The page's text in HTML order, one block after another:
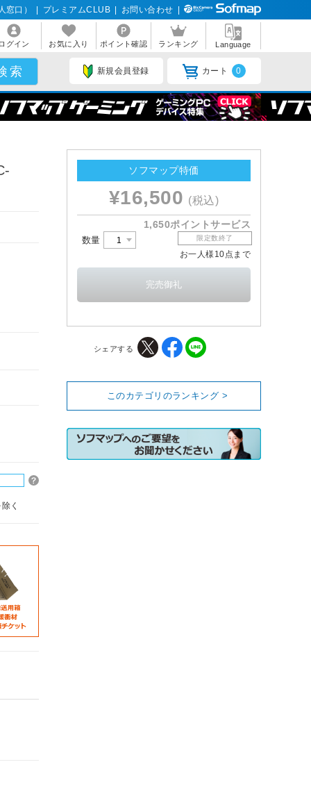
窓口） プレミアムCLUB お問い合わせ
ログイン お気に入り ポイント確認 ランキング Language
新規会員登録 カート 0
く
ソフマップ特価
¥16,500 (税込)
1,650ポイントサービス
数量 限定数終了
お一人様10点まで
シェアする
このカテゴリのランキング >